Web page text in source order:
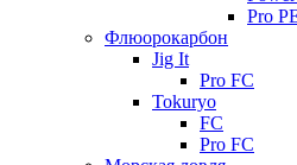
Pro
Флюорокарбон
Jig It
Pro FC
Tokuryo
FC
Pro FC